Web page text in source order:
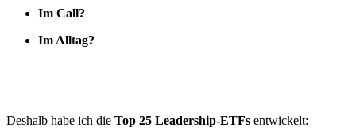
Im Call?
Im Alltag?
Deshalb habe ich die Top 25 Leadership-ETFs entwickelt: